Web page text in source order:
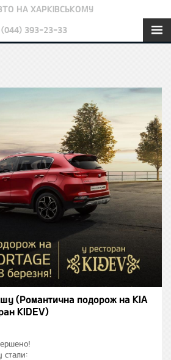
НА ХАРКІВСЬКОМУ
(044) 393-23-33
(Романтична подорож на KIA
KIDEV)
стали: